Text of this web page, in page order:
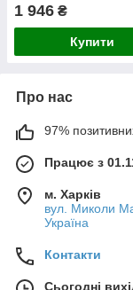
1 946 ₴
Купити
Про нас
97%
Працює з
м. Харків
вул. Миколи
Україна
Контакти
Сьогодні